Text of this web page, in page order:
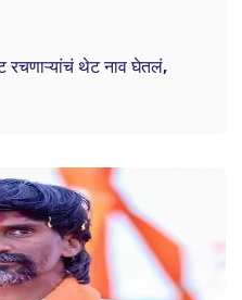
रचणाऱ्यांचं थेट नाव घेतलं,